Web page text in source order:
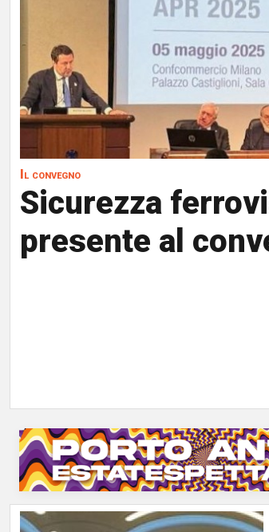
Il convegno
Sicurezza
presente al